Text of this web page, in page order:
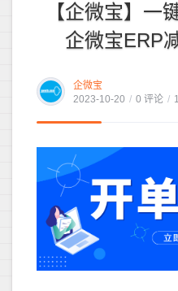
【企微宝】一
企微宝ERP
企微宝
2023-10-20 / 0 评论 /